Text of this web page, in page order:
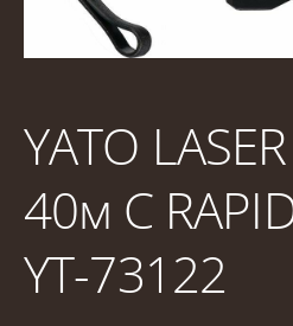
YATO
40м С
YT-73122